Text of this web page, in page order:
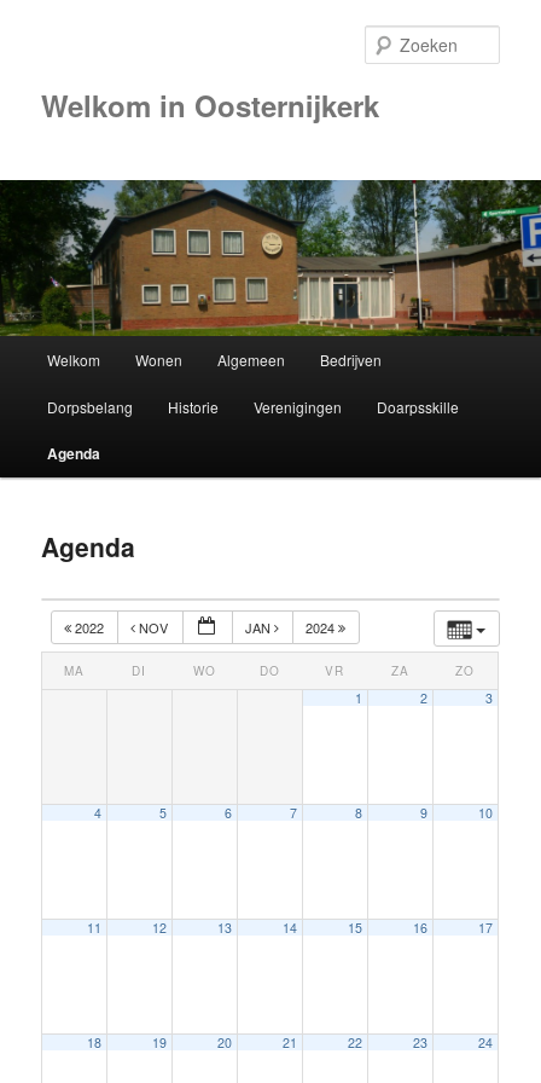
Welkom in Oosternijkerk
Spring
naar
de
inhoud
Welkom Wonen Algemeen Bedrijven
Dorpsbelang Historie Verenigingen Doarpsskille
Agenda
Agenda
2022 NOV JAN 2024
MA DI WO DO VR ZA ZO
1 2 3
4 5 6 7 8 9 10
11 12 13 14 15 16 17
18 19 20 21 22 23 24